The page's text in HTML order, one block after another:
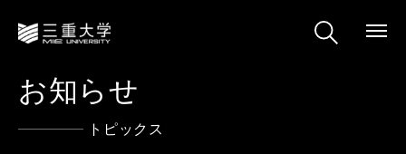
お知らせ
トピックス